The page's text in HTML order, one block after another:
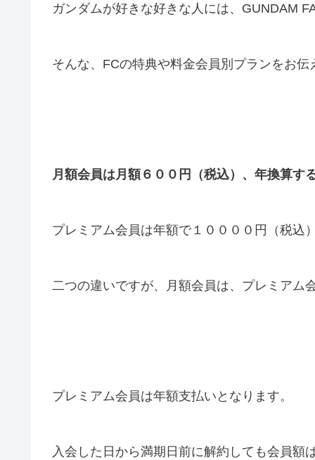
ガンダムが好きな好きな人には、GUNDAM
そんな、FCの特典や料金会員別プランをお伝
月額会員は月額６００円（税込）、年換算す
プレミアム会員は年額で１００００円（税込
二つの違いですが、月額会員は、プレミアム
プレミアム会員は年額支払いとなります。
入会した日から満期日前に解約しても会員額